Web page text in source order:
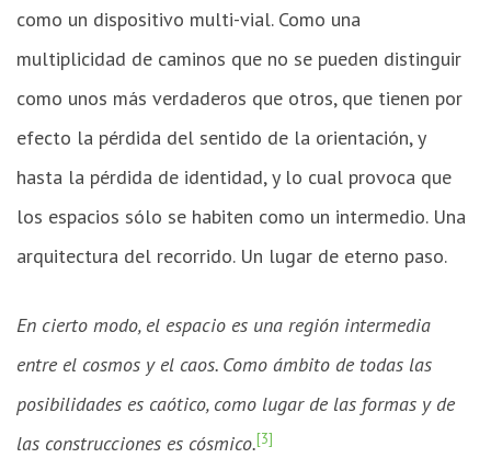
como un dispositivo multi-vial. Como una
multiplicidad de caminos que no se pueden distinguir
como unos más verdaderos que otros, que tienen por
efecto la pérdida del sentido de la orientación, y
hasta la pérdida de identidad, y lo cual provoca que
los espacios sólo se habiten como un intermedio. Una
arquitectura del recorrido. Un lugar de eterno paso.
En cierto modo, el espacio es una región intermedia
entre el cosmos y el caos. Como ámbito de todas las
posibilidades es caótico, como lugar de las formas y de
las construcciones es cósmico.[3]